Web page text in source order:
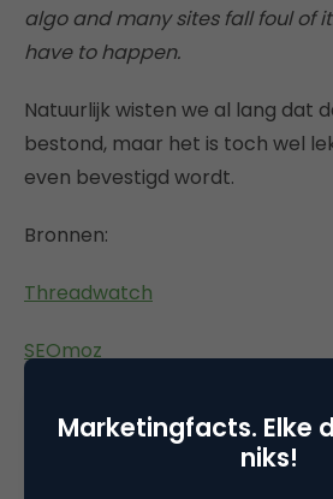
algo and many sites fall foul of
have to happen.
Natuurlijk wisten we al lang dat
bestond, maar het is toch wel
even bevestigd wordt.
Bronnen:
Threadwatch
SEOmoz
Marketingfacts. Elke
niks!